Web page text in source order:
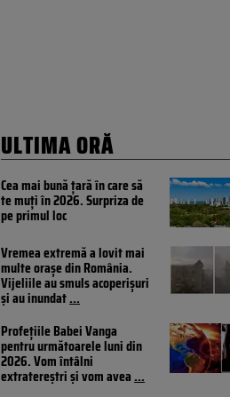
ULTIMA ORĂ
Cea mai bună țară în care să
te muți în 2026. Surpriza de
pe primul loc
Vremea extremă a lovit mai
multe orașe din România.
Vijeliile au smuls acoperișuri
și au inundat...
Profețiile Babei Vanga
pentru următoarele luni din
2026. Vom întâlni
extratereștri și vom avea...